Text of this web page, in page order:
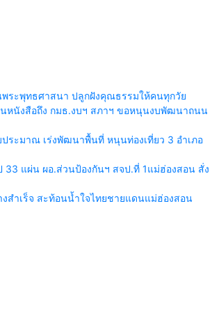
ระพุทธศาสนา ปลูกฝังคุณธรรมให้คนทุกวัย
หนังสือถึง กมธ.งบฯ สภาฯ ขอหนุนงบพัฒนาถนน
ระมาณ เร่งพัฒนาพื้นที่ หนุนท่องเที่ยว 3 อำเภอ
33 แผ่น ผอ.ส่วนป้องกันฯ สจป.ที่ 1แม่ฮ่องสอน สั่ง
สำเร็จ สะท้อนน้ำใจไทยชายแดนแม่ฮ่องสอน